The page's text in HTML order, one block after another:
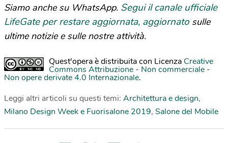
Siamo anche su WhatsApp. Segui il canale ufficiale
LifeGate per restare aggiornata, aggiornato sulle
ultime notizie e sulle nostre attività.
Quest'opera è distribuita con Licenza Creative
Commons Attribuzione - Non commerciale -
Non opere derivate 4.0 Internazionale.
Leggi altri articoli su questi temi: Architettura e design,
Milano Design Week e Fuorisalone 2019, Salone del Mobile